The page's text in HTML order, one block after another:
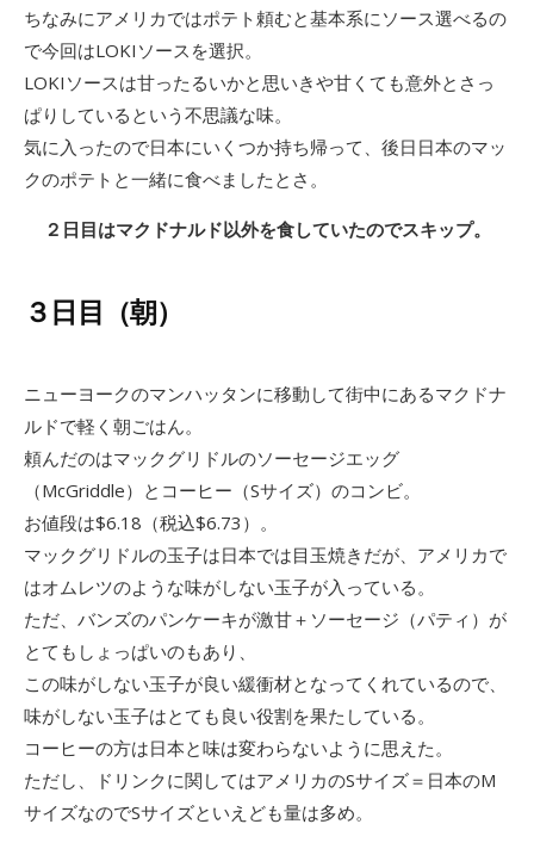
ちなみにアメリカではポテト頼むと基本系にソース選べるの
で今回はLOKIソースを選択。
LOKIソースは甘ったるいかと思いきや甘くても意外とさっ
ぱりしているという不思議な味。
気に入ったので日本にいくつか持ち帰って、後日日本のマッ
クのポテトと一緒に食べましたとさ。
２日目はマクドナルド以外を食していたのでスキップ。
３日目（朝）
ニューヨークのマンハッタンに移動して街中にあるマクドナ
ルドで軽く朝ごはん。
頼んだのはマックグリドルのソーセージエッグ
（McGriddle）とコーヒー（Sサイズ）のコンビ。
お値段は$6.18（税込$6.73）。
マックグリドルの玉子は日本では目玉焼きだが、アメリカで
はオムレツのような味がしない玉子が入っている。
ただ、バンズのパンケーキが激甘＋ソーセージ（パティ）が
とてもしょっぱいのもあり、
この味がしない玉子が良い緩衝材となってくれているので、
味がしない玉子はとても良い役割を果たしている。
コーヒーの方は日本と味は変わらないように思えた。
ただし、ドリンクに関してはアメリカのSサイズ＝日本のM
サイズなのでSサイズといえども量は多め。